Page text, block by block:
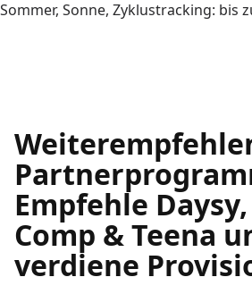
Sommer, Sonne, Zyklustracking: bis
Empfehle
Comp & Teena
verdiene